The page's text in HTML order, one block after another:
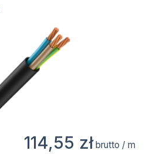
114,55 zł brutto / m